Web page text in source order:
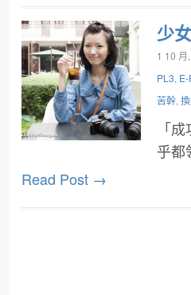
少
1 10 月
PL3, E-
苦幹,
「
乎
Read Post →